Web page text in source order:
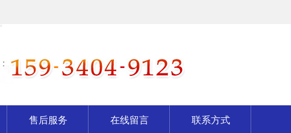
售后服务 在线留言 联系方式